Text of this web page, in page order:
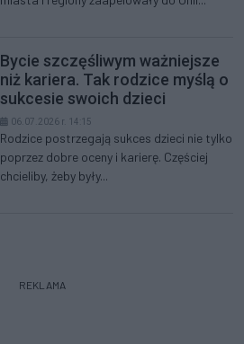
Bycie szczęśliwym ważniejsze
niż kariera. Tak rodzice myślą o
sukcesie swoich dzieci
06.07.2026 r. 14:15
Rodzice postrzegają sukces dzieci nie tylko
poprzez dobre oceny i karierę. Częściej
chcieliby, żeby były...
REKLAMA